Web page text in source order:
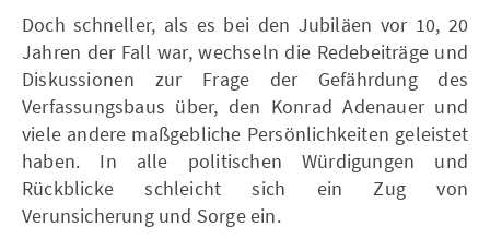
Doch schneller, als es bei den Jubiläen vor 10, 20
Jahren der Fall war, wechseln die Redebeiträge und
Diskussionen zur Frage der Gefährdung des
Verfassungsbaus über, den Konrad Adenauer und
viele andere maßgebliche Persönlichkeiten geleistet
haben. In alle politischen Würdigungen und
Rückblicke schleicht sich ein Zug von
Verunsicherung und Sorge ein.